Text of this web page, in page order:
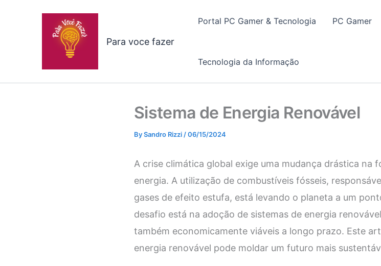
Para voce fazer
Portal PC Gamer & Tecnologia PC Gamer
Tecnologia da Informação
Sistema de Energia Renovável
BySandro Rizzi /06/15/2024
A crise climática global exige uma mudança drástica na
energia. A utilização de combustíveis fósseis,
gases de efeito estufa, está levando o planeta a um
desafio está na adoção de sistemas de energia
também economicamente viáveis a longo prazo. Este
energia renovável pode moldar um futuro mais